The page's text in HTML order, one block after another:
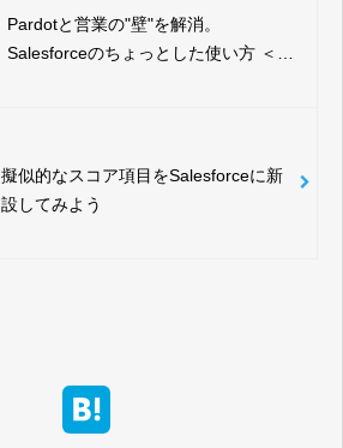
Pardotと営業の"壁"を解消。
Salesforceのちょっとした使い方 ＜レ
擬似的なスコア項目をSalesforceに新
設してみよう